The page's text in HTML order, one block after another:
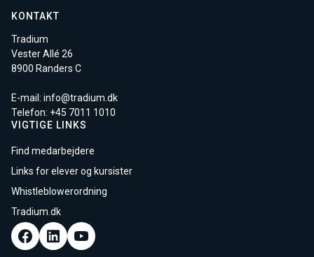
KONTAKT
Tradium
Vester Allé 26
8900 Randers C
E-mail: info@tradium.dk
Telefon: +45 7011 1010
VIGTIGE LINKS
Find medarbejdere
Links for elever og kursister
Whistleblowerordning
Tradium.dk